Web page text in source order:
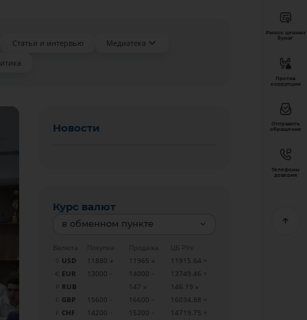
Статьи и интервью
Медиатека
Новости
Курс валют
в обменном пункте
Валюта Покупка Продажа
ЦБ РУз
USD
11880 11965
11915.64
EUR
13000 14000
13749.46
RUB
147
146.19
GBP
15600 16600
16034.88
CHF
14200 15200
14719.75
Рынок ценных
бумаг
Против
коррупции
Отправить
обращение
Телефоны
доверия